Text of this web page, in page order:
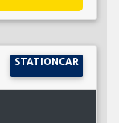
STATIONCAR